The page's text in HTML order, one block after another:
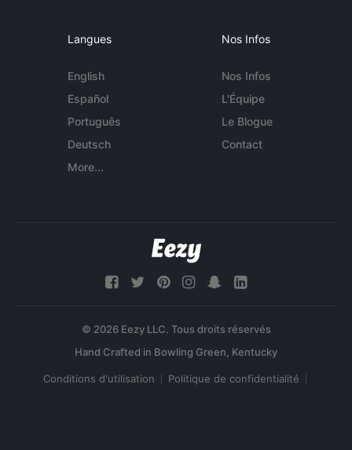
Langues
English
Español
Português
Deutsch
More...
Nos Infos
Nos Infos
L'Équipe
Le Blogue
Contact
© 2026 Eezy LLC. Tous droits réservés
Conditions d'utilisation Politique de confidentialité